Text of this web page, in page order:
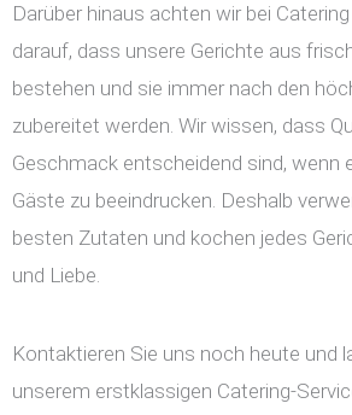
Darüber hinaus achten wir bei
darauf, dass unsere Gerichte aus
bestehen und sie immer nach den
zubereitet werden. Wir wissen, dass
Geschmack entscheidend sind, wenn
Gäste zu beeindrucken. Deshalb
besten Zutaten und kochen jedes
und Liebe.
Kontaktieren Sie uns noch heute und
unserem erstklassigen Catering-